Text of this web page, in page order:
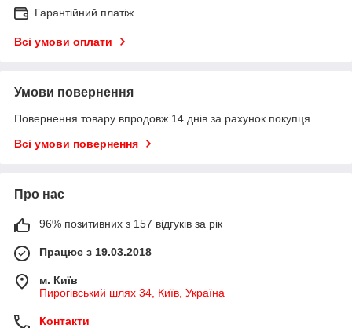
Гарантійний платіж
Всі умови оплати
Умови повернення
Повернення товару впродовж 14 днів за рахунок покупця
Всі умови повернення
Про нас
96% позитивних з 157 відгуків за рік
Працює з 19.03.2018
м. Київ
Пирогівський шлях 34, Київ, Україна
Контакти